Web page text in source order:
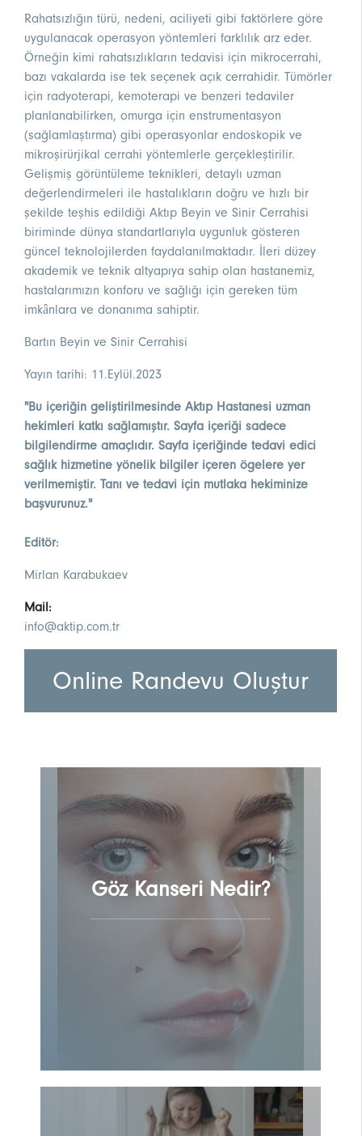
Rahatsızlığın türü, nedeni, aciliyeti gibi faktörlere göre
uygulanacak operasyon yöntemleri farklılık arz eder.
Örneğin kimi rahatsızlıkların tedavisi için mikrocerrahi,
bazı vakalarda ise tek seçenek açık cerrahidir. Tümörler
için radyoterapi, kemoterapi ve benzeri tedaviler
planlanabilirken, omurga için enstrumentasyon
(sağlamlaştırma) gibi operasyonlar endoskopik ve
mikroşirürjikal cerrahi yöntemlerle gerçekleştirilir.
Gelişmiş görüntüleme teknikleri, detaylı uzman
değerlendirmeleri ile hastalıkların doğru ve hızlı bir
şekilde teşhis edildiği Aktıp Beyin ve Sinir Cerrahisi
biriminde dünya standartlarıyla uygunluk gösteren
güncel teknolojilerden faydalanılmaktadır. İleri düzey
akademik ve teknik altyapıya sahip olan hastanemiz,
hastalarımızın konforu ve sağlığı için gereken tüm
imkânlara ve donanıma sahiptir.
Bartın Beyin ve Sinir Cerrahisi
Yayın tarihi: 11.Eylül.2023
"Bu içeriğin geliştirilmesinde Aktıp Hastanesi uzman
hekimleri katkı sağlamıştır. Sayfa içeriği sadece
bilgilendirme amaçlıdır. Sayfa içeriğinde tedavi edici
sağlık hizmetine yönelik bilgiler içeren ögelere yer
verilmemiştir. Tanı ve tedavi için mutlaka hekiminize
başvurunuz."
Editör:
Mirlan Karabukaev
Mail:
info@aktip.com.tr
Online Randevu Oluştur
Göz Kanseri Nedir?